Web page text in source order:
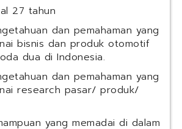
27 tahun
dan pemahaman yang
bisnis dan produk otomotif
dua di Indonesia.
dan pemahaman yang
research pasar/ produk/
yang memadai di dalam